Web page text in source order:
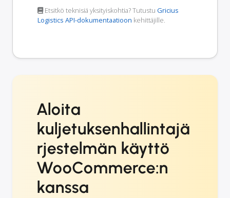
Etsitkö teknisiä yksityiskohtia? Tutustu Gricius
Logistics API-dokumentaatioon kehittäjille.
Aloita
kuljetuksenhallintajä
rjestelmän käyttö
WooCommerce:n
kanssa